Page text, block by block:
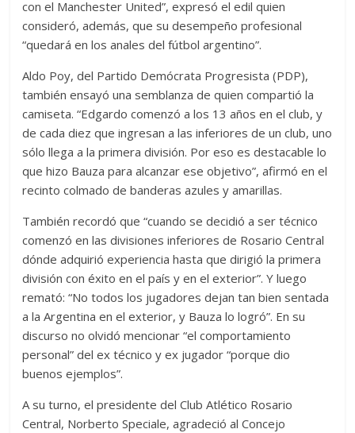
con el Manchester United”, expresó el edil quien
consideró, además, que su desempeño profesional
“quedará en los anales del fútbol argentino”.
Aldo Poy, del Partido Demócrata Progresista (PDP),
también ensayó una semblanza de quien compartió la
camiseta. “Edgardo comenzó a los 13 años en el club, y
de cada diez que ingresan a las inferiores de un club, uno
sólo llega a la primera división. Por eso es destacable lo
que hizo Bauza para alcanzar ese objetivo”, afirmó en el
recinto colmado de banderas azules y amarillas.
También recordó que “cuando se decidió a ser técnico
comenzó en las divisiones inferiores de Rosario Central
dónde adquirió experiencia hasta que dirigió la primera
división con éxito en el país y en el exterior”. Y luego
remató: “No todos los jugadores dejan tan bien sentada
a la Argentina en el exterior, y Bauza lo logró”. En su
discurso no olvidó mencionar “el comportamiento
personal” del ex técnico y ex jugador “porque dio
buenos ejemplos”.
A su turno, el presidente del Club Atlético Rosario
Central, Norberto Speciale, agradeció al Concejo